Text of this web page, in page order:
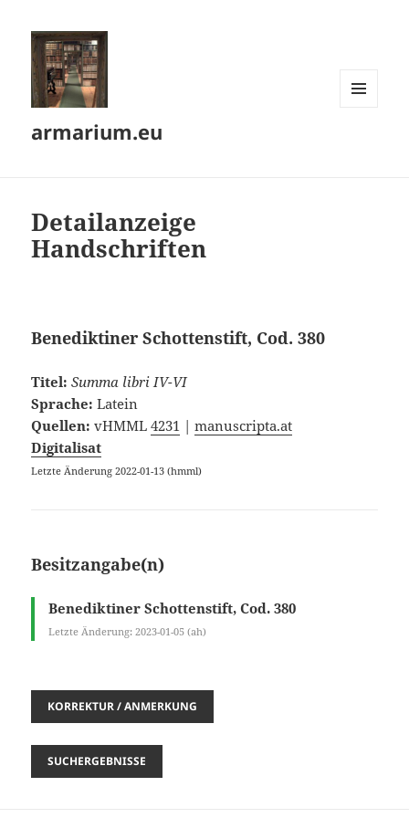
armarium.eu
Detailanzeige
Handschriften
Benediktiner Schottenstift, Cod. 380
Titel:Summa libri IV-VI
Sprache:Latein
Quellen:vHMML4231 |manuscripta.at
Digitalisat
Letzte Änderung 2022-01-13 (hmml)
Besitzangabe(n)
Benediktiner Schottenstift, Cod. 380
Letzte Änderung: 2023-01-05 (ah)